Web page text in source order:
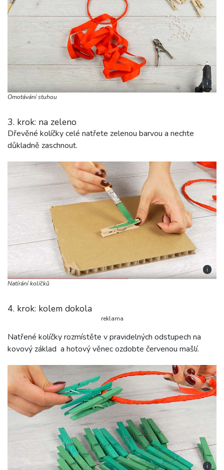
i
Omotávání stuhou
3. krok: na zeleno
Dřevěné kolíčky celé natřete zelenou barvou a nechte
důkladně zaschnout.
i
Natírání kolíčků
4. krok: kolem dokola
reklama
Natřené kolíčky rozmístěte v pravidelných odstupech na
kovový základ a hotový věnec ozdobte červenou mašlí.
i